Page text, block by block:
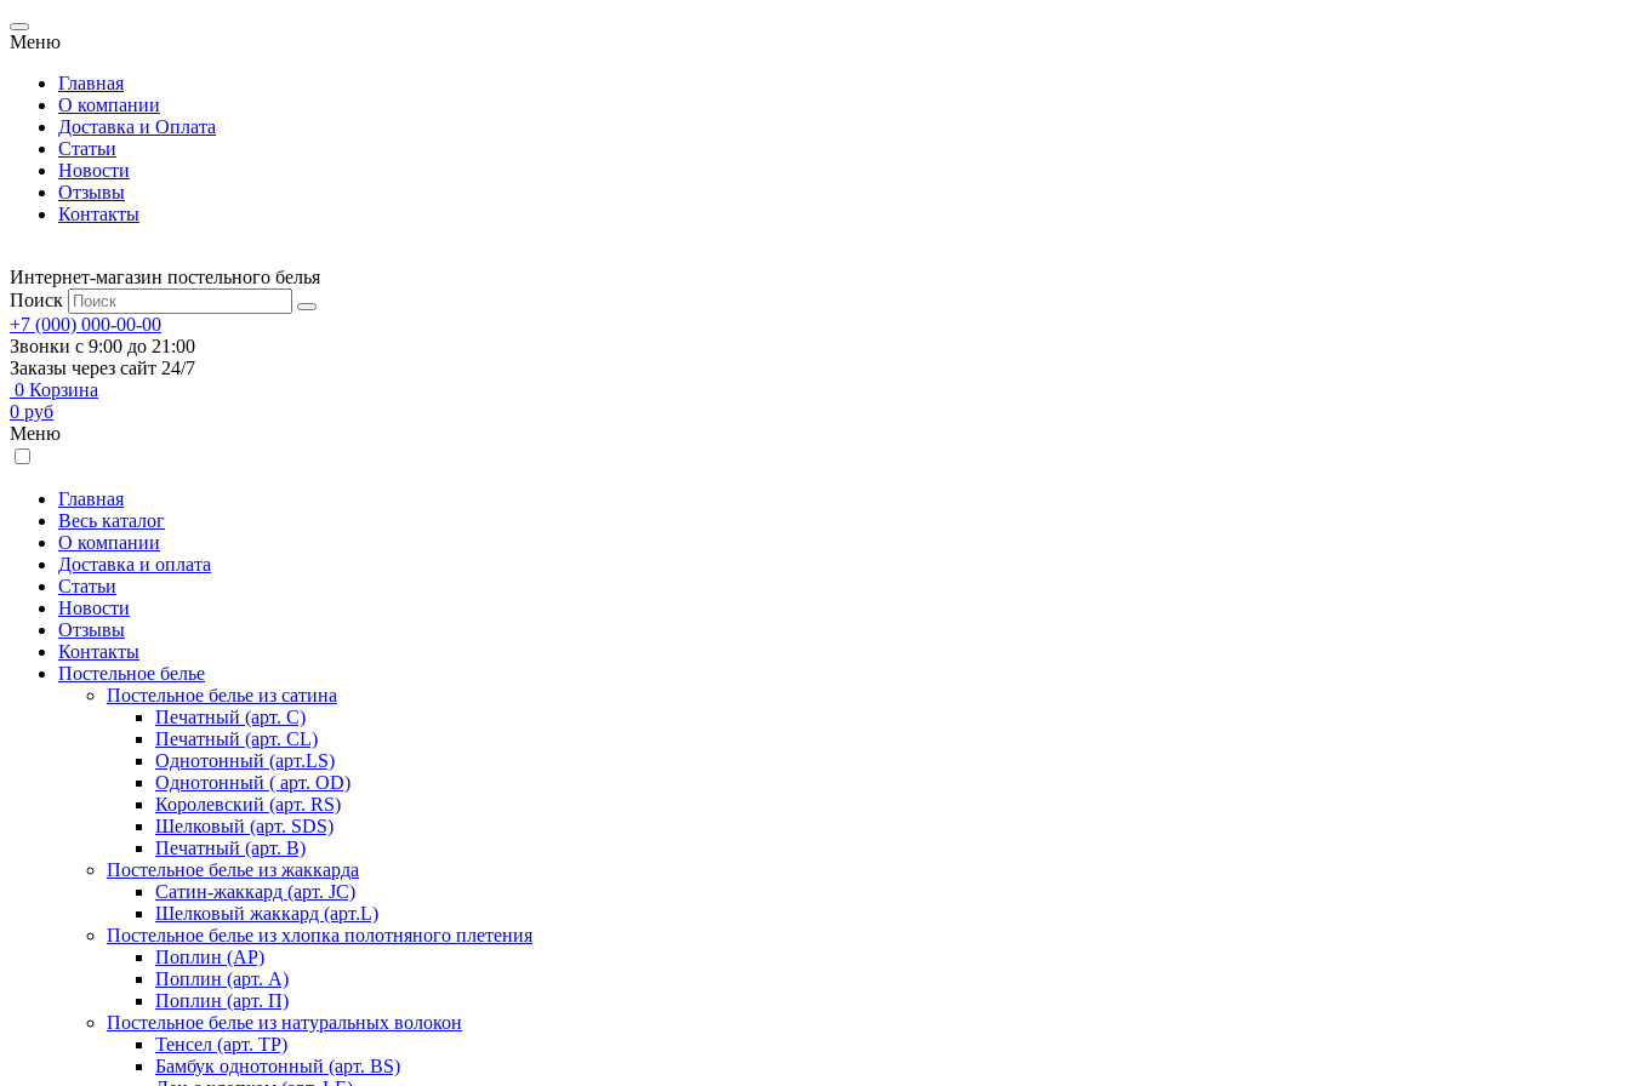
Меню
Главная
О компании
Доставка и Оплата
Статьи
Новости
Отзывы
Контакты
Интернет-магазин постельного белья
Поиск
+7 (000) 000-00-00
Звонки с 9:00 до 21:00
Заказы через сайт 24/7
0 Корзина
0 руб
Меню
Главная
Весь каталог
О компании
Доставка и оплата
Статьи
Новости
Отзывы
Контакты
Постельное белье
Постельное белье из сатина
Печатный (арт. С)
Печатный (арт. СL)
Однотонный (арт.LS)
Однотонный ( арт. OD)
Королевский (арт. RS)
Шелковый (арт. SDS)
Печатный (арт. В)
Постельное белье из жаккарда
Сатин-жаккард (арт. JC)
Шелковый жаккард (арт.L)
Постельное белье из хлопка полотняного плетения
Поплин (AP)
Поплин (арт. А)
Поплин (арт. П)
Постельное белье из натуральных волокон
Тенсел (арт. ТР)
Бамбук однотонный (арт. BS)